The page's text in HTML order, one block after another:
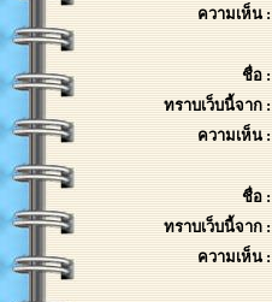
ความเห็น :
ชื่อ :
ทราบเว็บนี้จาก :
ความเห็น :
ชื่อ :
ทราบเว็บนี้จาก :
ความเห็น :